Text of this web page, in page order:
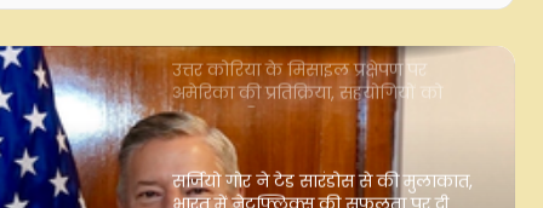
सुरक्षा का द‍िया आश्वासन
सर्जियो गोर ने टेड सारंडोस से की मुलाकात,
भारत में नेटफ्लिक्स की सफलता पर दी
बधाई
भारत-सिंगापुर एफओसी की 19वीं बैठक,
व्यापक रणनीतिक साझेदारी को आगे बढ़ाने